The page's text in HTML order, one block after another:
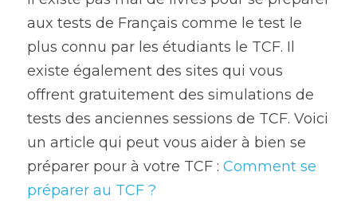
aux tests de Français comme le test le
plus connu par les étudiants le TCF. Il
existe également des sites qui vous
offrent gratuitement des simulations de
tests des anciennes sessions de TCF. Voici
un article qui peut vous aider à bien se
préparer pour à votre TCF : Comment se
préparer au TCF ?